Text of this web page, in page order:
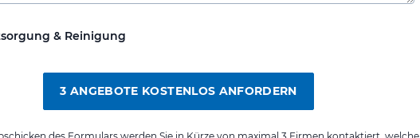
& Reinigung
3 ANGEBOTE KOSTENLOS ANFORDERN